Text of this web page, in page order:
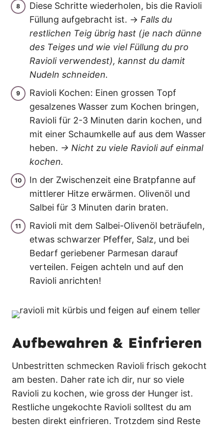
Diese Schritte wiederholen, bis die Ravioli
Füllung aufgebracht ist. → Falls du
restlichen Teig übrig hast (je nach dünne
des Teiges und wie viel Füllung du pro
Ravioli verwendest), kannst du damit
Nudeln schneiden.
Ravioli Kochen: Einen grossen Topf
gesalzenes Wasser zum Kochen bringen,
Ravioli für 2-3 Minuten darin kochen, und
mit einer Schaumkelle auf aus dem Wasser
heben. → Nicht zu viele Ravioli auf einmal
kochen.
In der Zwischenzeit eine Bratpfanne auf
mittlerer Hitze erwärmen. Olivenöl und
Salbei für 3 Minuten darin braten.
Ravioli mit dem Salbei-Olivenöl beträufeln,
etwas schwarzer Pfeffer, Salz, und bei
Bedarf geriebener Parmesan darauf
verteilen. Feigen achteln und auf den
Ravioli anrichten!
Aufbewahren & Einfrieren
Unbestritten schmecken Ravioli frisch gekocht
am besten. Daher rate ich dir, nur so viele
Ravioli zu kochen, wie gross der Hunger ist.
Restliche ungekochte Ravioli solltest du am
besten direkt einfrieren. Trotzdem sind Reste